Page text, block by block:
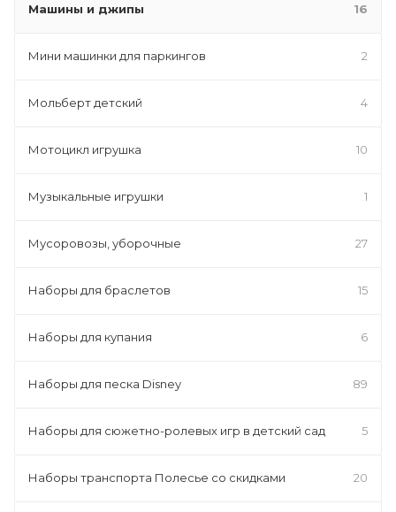
Машины и джипы 16
Мини машинки для паркингов 2
Мольберт детский 4
Мотоцикл игрушка 10
Музыкальные игрушки 1
Мусоровозы, уборочные 27
Наборы для браслетов 15
Наборы для купания 6
Наборы для песка Disney 89
Наборы для сюжетно-ролевых игр в детский сад 5
Наборы транспорта Полесье со скидками 20